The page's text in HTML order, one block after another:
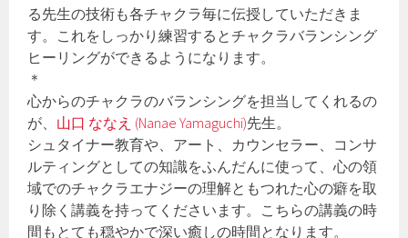
る先生の技術も各チャクラ毎に伝授していただきま
す。これをしっかり練習するとチャクラバランシング
ヒーリングができるようになります。
＊
心からのチャクラのバランシングを担当してくれるの
が、 山口 ななえ (Nanae Yamaguchi)先生。
シュタイナー教育や、アート、カウンセラー、コンサ
ルティングとしての知識をふんだんに使って、心の領
域でのチャクラエナジーの理解ともつれた心の癖を取
り除く講義を持ってくださいます。こちらの講義の時
間もとても穏やかで深い癒しの時間となります。